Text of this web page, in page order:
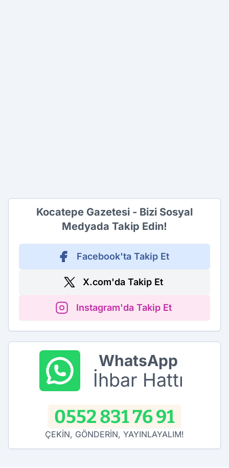
Kocatepe Gazetesi - Bizi Sosyal
Medyada Takip Edin!
Facebook'ta Takip Et
X.com'da Takip Et
Instagram'da Takip Et
WhatsApp
İhbar Hattı
0552 831 76 91
ÇEKİN, GÖNDERİN, YAYINLAYALIM!